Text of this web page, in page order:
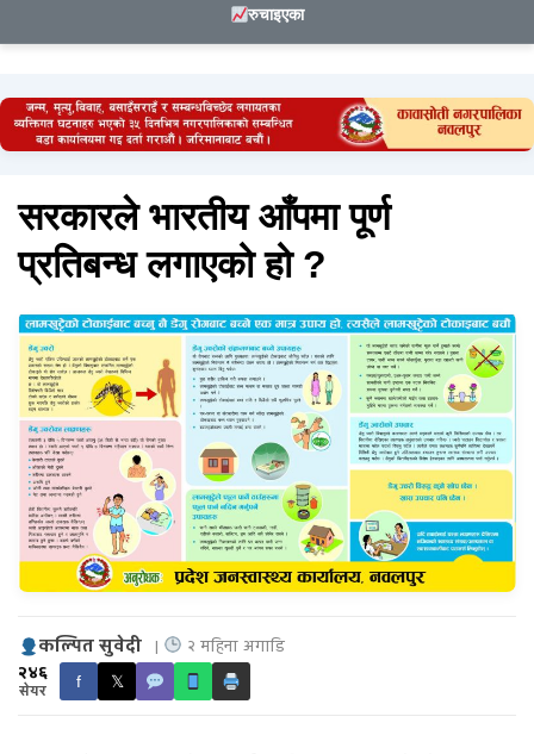
रुचाइएका
सरकारले भारतीय आँपमा पूर्ण
प्रतिबन्ध लगाएको हो ?
कल्पित सुवेदी | २ महिना अगाडि
२४६
सेयर
f 𝕏